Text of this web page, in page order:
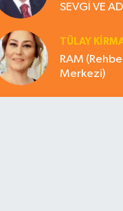
SEVGİ VE
TÜLAY
RAM (Rehberlik Araştırma
Merkezi)